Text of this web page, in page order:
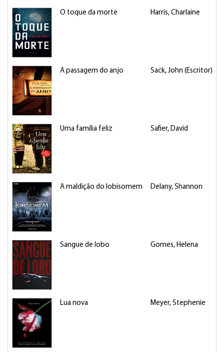
O toque da morte Harris, Charlaine
A passagem do anjo Sack, John (Escritor)
Uma família feliz Safier, David
A maldição do lobisomem Delany, Shannon
Sangue de lobo Gomes, Helena
Lua nova Meyer, Stephenie